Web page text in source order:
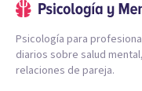
Psicología para
diarios sobre salud
relaciones de pareja.